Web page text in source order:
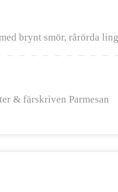
brynt smör, rårörda
& färskriven Parmesan